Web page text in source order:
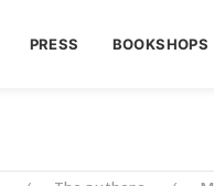
PRESS BOOKSHOPS